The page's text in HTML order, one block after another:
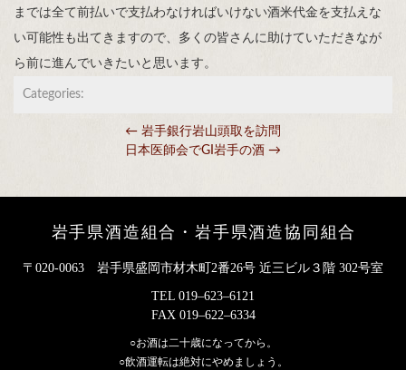
までは全て前払いで支払わなければいけない酒米代金を支払えな
い可能性も出てきますので、多くの皆さんに助けていただきなが
ら前に進んでいきたいと思います。
Categories:
投稿ナビゲーション
← 岩手銀行岩山頭取を訪問
日本医師会でGI岩手の酒 →
岩手県酒造組合・岩手県酒造協同組合
〒020-0063 岩手県盛岡市材木町2番26号 近三ビル３階 302号室
TEL 019–623–6121
FAX 019–622–6334
○お酒は二十歳になってから。
○飲酒運転は絶対にやめましょう。